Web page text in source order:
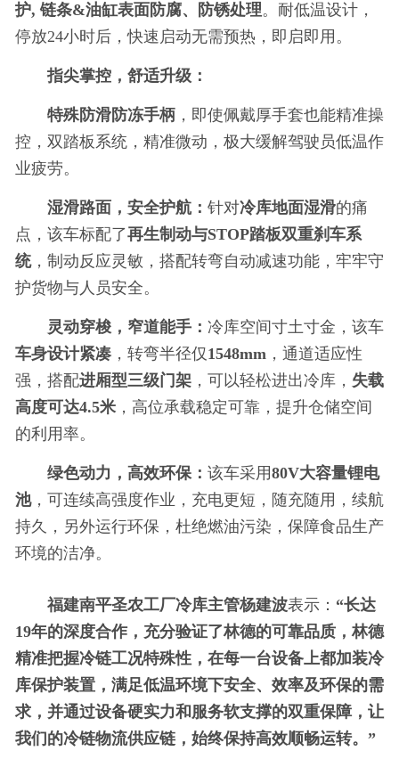
护, 链条&油缸表面防腐、防锈处理。耐低温设计，
停放24小时后，快速启动无需预热，即启即用。
指尖掌控，舒适升级：
特殊防滑防冻手柄 ，即使佩戴厚手套也能精准操
控，双踏板系统，精准微动，极大缓解驾驶员低温作
业疲劳。
湿滑路面，安全护航： 针对冷库地面湿滑的痛
点，该车标配了再生制动与STOP踏板双重刹车系
统，制动反应灵敏，搭配转弯自动减速功能，牢牢守
护货物与人员安全。
灵动穿梭，窄道能手： 冷库空间寸土寸金，该车
车身设计紧凑 ，转弯半径仅1548mm ，通道适应性
强，搭配进厢型三级门架 ，可以轻松进出冷库， 失载
高度可达4.5米，高位承载稳定可靠，提升仓储空间
的利用率。
绿色动力，高效环保： 该车采用80V大容量锂电
池，可连续高强度作业，充电更短，随充随用，续航
持久，另外运行环保，杜绝燃油污染，保障食品生产
环境的洁净。
福建南平圣农工厂冷库主管杨建波表示： “长达
19年的深度合作，充分验证了林德的可靠品质，林德
精准把握冷链工况特殊性，在每一台设备上都加装冷
库保护装置，满足低温环境下安全、效率及环保的需
求，并通过设备硬实力和服务软支撑的双重保障，让
我们的冷链物流供应链，始终保持高效顺畅运转。”